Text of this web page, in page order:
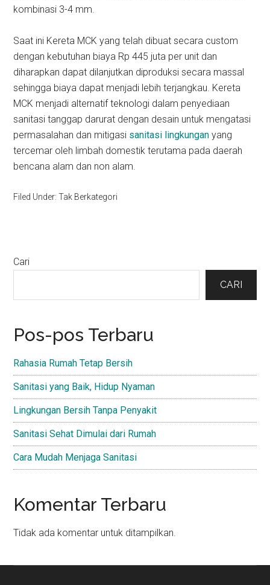
kombinasi 3-4 mm.
Saat ini Kereta MCK yang telah dibuat secara custom
dengan kebutuhan biaya Rp 445 juta per unit dan
diharapkan dapat dilanjutkan diproduksi secara massal
sehingga biaya dapat menjadi lebih terjangkau. Kereta
MCK menjadi alternatif teknologi dalam penyediaan
sanitasi tanggap darurat dengan desain untuk mengatasi
permasalahan dan mitigasi sanitasi lingkungan yang
tercemar oleh limbah domestik terutama pada daerah
bencana alam dan non alam.
Filed Under: Tak Berkategori
Primary
Cari
CARI
Pos-pos Terbaru
Rahasia Rumah Tetap Bersih
Sanitasi yang Baik, Hidup Nyaman
Lingkungan Bersih Tanpa Penyakit
Sanitasi Sehat Dimulai dari Rumah
Cara Mudah Menjaga Sanitasi
Komentar Terbaru
Tidak ada komentar untuk ditampilkan.